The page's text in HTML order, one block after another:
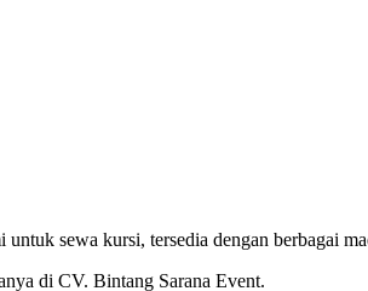
sewa kursi, tersedia dengan berbagai
di CV. Bintang Sarana Event.